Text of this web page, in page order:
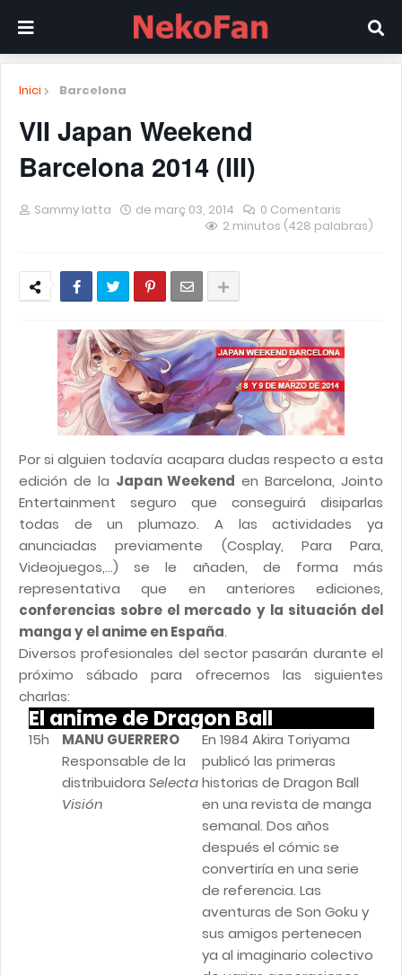
Inici Barcelona
VII Japan Weekend
Barcelona 2014 (III)
Sammy Iatta de març 03, 2014
0 Comentaris
2 minutos (428 palabras)
Por si alguien todavía acapara dudas respecto a esta
edición de la Japan Weekend en Barcelona, Jointo
Entertainment seguro que conseguirá disiparlas
todas de un plumazo. A las actividades ya
anunciadas previamente (Cosplay, Para Para,
Videojuegos,...) se le añaden, de forma más
representativa que en anteriores ediciones,
conferencias sobre el mercado y la situación del
manga y el anime en España.
Diversos profesionales del sector pasarán durante el
próximo sábado para ofrecernos las siguientes
charlas:
El anime de Dragon Ball
15h
MANU GUERRERO
Responsable de la
distribuidora Selecta
Visión
En 1984 Akira Toriyama
publicó las primeras
historias de Dragon Ball
en una revista de manga
semanal. Dos años
después el cómic se
convertiría en una serie
de referencia. Las
aventuras de Son Goku y
sus amigos pertenecen
ya al imaginario colectivo